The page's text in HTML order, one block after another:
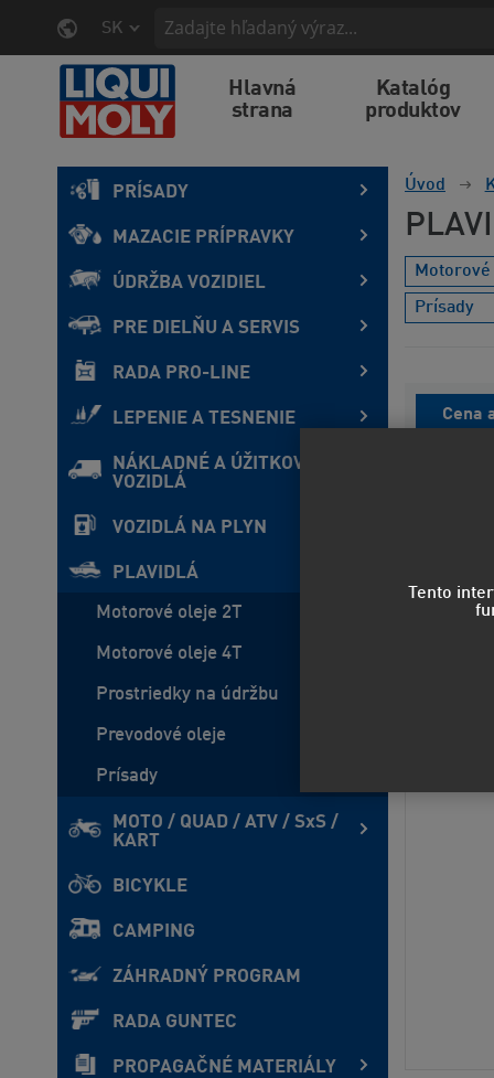
SK
Hlavná
strana
Katalóg
produktov
PRÍSADY
MAZACIE PRÍPRAVKY
ÚDRŽBA VOZIDIEL
PRE DIELŇU A SERVIS
RADA PRO-LINE
LEPENIE A TESNENIE
NÁKLADNÉ A ÚŽITKOVÉ
VOZIDLÁ
VOZIDLÁ NA PLYN
PLAVIDLÁ
Motorové oleje 2T
Motorové oleje 4T
Prostriedky na údržbu
Prevodové oleje
Prísady
MOTO / QUAD / ATV / SxS /
KART
BICYKLE
CAMPING
ZÁHRADNÝ PROGRAM
RADA GUNTEC
PROPAGAČNÉ MATERIÁLY
Úvod
Prísady
Cena
Tento